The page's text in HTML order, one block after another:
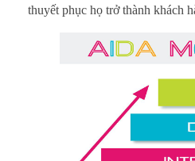
thuyết phục họ trở thành khách